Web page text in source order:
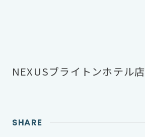
NEXUSブライトンホテル店
SHARE